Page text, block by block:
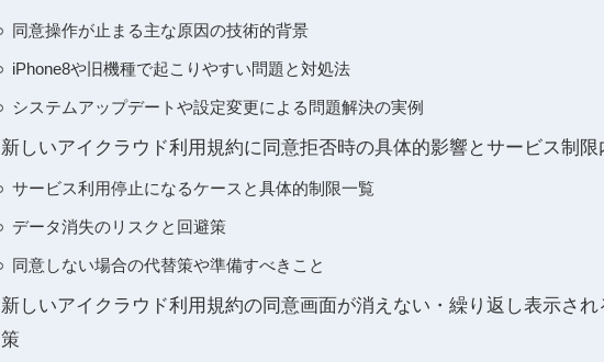
同意操作が止まる主な原因の技術的背景
iPhone8や旧機種で起こりやすい問題と対処法
システムアップデートや設定変更による問題解決の実例
新しいアイクラウド利用規約に同意拒否時の具体的影響とサービス制限
サービス利用停止になるケースと具体的制限一覧
データ消失のリスクと回避策
同意しない場合の代替策や準備すべきこと
新しいアイクラウド利用規約の同意画面が消えない・繰り返し表示さ
策